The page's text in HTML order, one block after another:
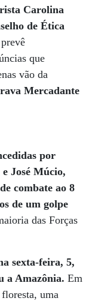
Carolina
de Ética
que
vão da
Mercadante
por
José Múcio,
combate ao 8
de um golpe
das Forças
sexta-feira, 5,
a Amazônia. Em
uma